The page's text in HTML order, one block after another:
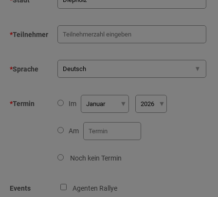
*Teilnehmer
*Sprache
*Termin Im
Am
Noch kein Termin
Events Agenten Rallye